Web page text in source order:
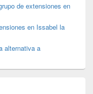
de extensiones en
en Issabel la
alternativa a